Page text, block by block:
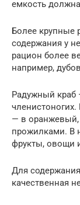
емкость
Более крупные
содержания у
рацион более
например,
Радужный краб
— в
прожилками. В
фрукты, овощи
Для содержания
качественная